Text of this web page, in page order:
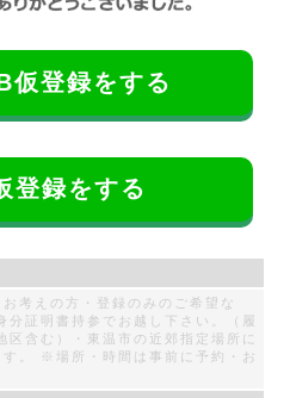
テ
仮登録をする
登録をする
考えの方・登録のみのご希望な
証明書持参でお越し下さい。（履
区含む）・東温市の近郊指定場所に
す。 ※場所・時間は事前に予約・お